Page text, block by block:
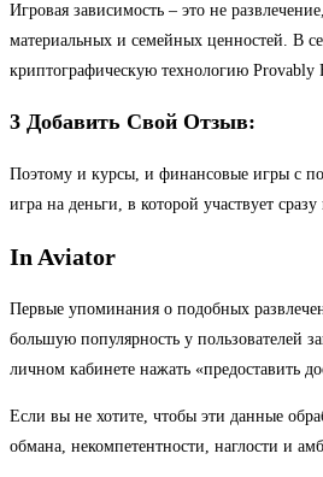
Игровая зависимость – это не
материальных и семейных ценностей. В
криптографическую технологию
3 Добавить Свой Отзыв:
Поэтому и курсы, и финансовые игры с
игра на деньги, в которой участвует
In Aviator
Первые упоминания о подобных
большую популярность у пользователей
личном кабинете нажать «предоставить
Если вы не хотите, чтобы эти данные
обмана, некомпетентности, наглости и